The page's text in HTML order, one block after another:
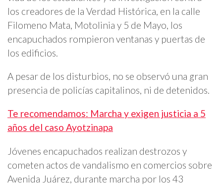
los creadores de la Verdad Histórica, en la calle
Filomeno Mata, Motolinia y 5 de Mayo, los
encapuchados rompieron ventanas y puertas de
los edificios.
A pesar de los disturbios, no se observó una gran
presencia de policías capitalinos, ni de detenidos.
Te recomendamos: Marcha y exigen justicia a 5
años del caso Ayotzinapa
Jóvenes encapuchados realizan destrozos y
cometen actos de vandalismo en comercios sobre
Avenida Juárez, durante marcha por los 43